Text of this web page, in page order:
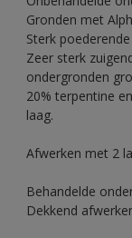
Gronden met
Sterk
Zeer sterk
ondergronden
20% terpentine
laag.
Afwerken met 2
Behandelde
Dekkend